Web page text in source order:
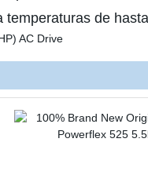
de